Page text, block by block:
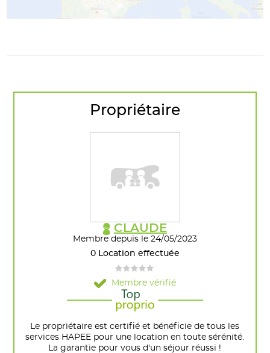
Propriétaire
CLAUDE
Membre depuis le 24/05/2023
0 Location effectuée
Membre vérifié
Le propriétaire est certifié et bénéficie de tous les
services HAPEE pour une location en toute sérénité.
La garantie pour vous d'un séjour réussi !